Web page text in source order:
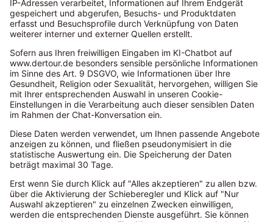
Bars/Clubs
(Anzahl) 260 525
Safety Index 73,1 54,8
Surfschulen
(Anzahl) 12 56
Ø-Preis für
eine Kugel Eis 1,90 € 2,50 €